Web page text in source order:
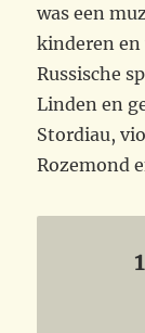
was een
kinderen en
Russische
Linden en
Stordiau,
Rozemond